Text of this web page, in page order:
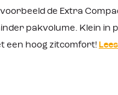
de Extra
pakvolume. Klein in
een hoog zitcomfort!